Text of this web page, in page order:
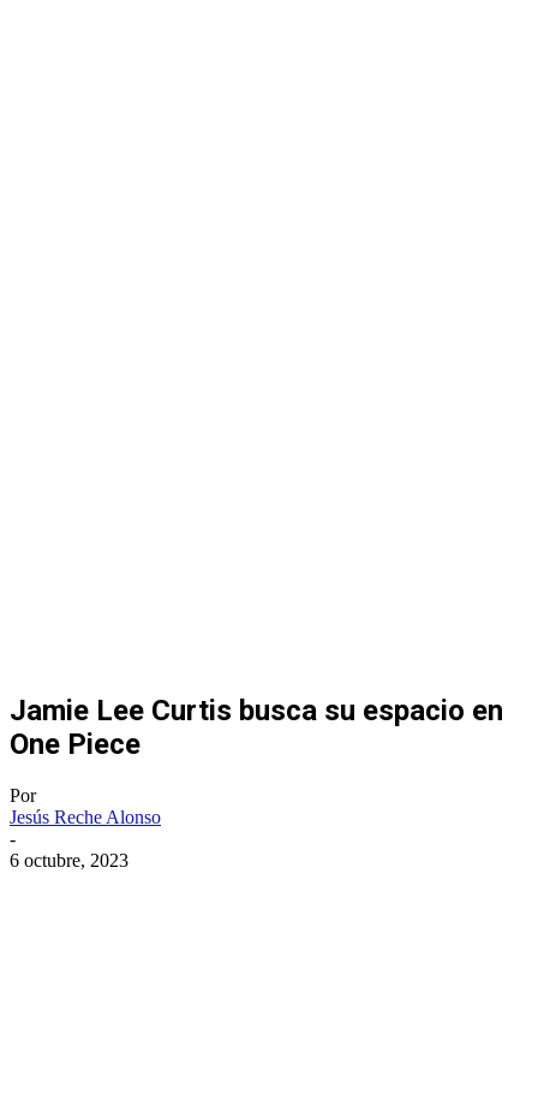
Jamie Lee Curtis busca su espacio en
One Piece
Por
Jesús Reche Alonso
-
6 octubre, 2023